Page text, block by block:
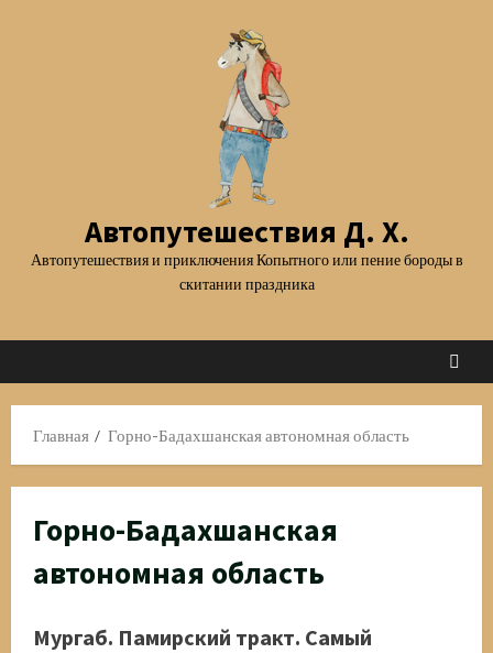
Автопутешествия Д. Х.
Автопутешествия и приключения Копытного или пение бороды в
скитании праздника
Главная Горно-Бадахшанская автономная область
Горно-Бадахшанская
автономная область
Мургаб. Памирский тракт. Самый